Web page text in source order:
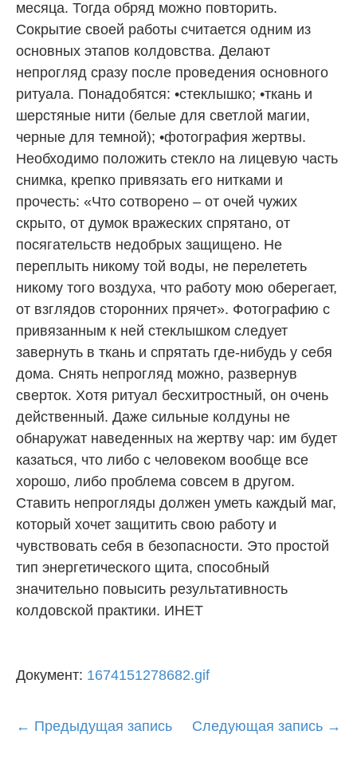
месяца. Тогда обряд можно повторить.
Сокрытие своей работы считается одним из
основных этапов колдовства. Делают
непрогляд сразу после проведения основного
ритуала. Понадобятся: •стеклышко; •ткань и
шерстяные нити (белые для светлой магии,
черные для темной); •фотография жертвы.
Необходимо положить стекло на лицевую часть
снимка, крепко привязать его нитками и
прочесть: «Что сотворено – от очей чужих
скрыто, от думок вражеских спрятано, от
посягательств недобрых защищено. Не
переплыть никому той воды, не перелететь
никому того воздуха, что работу мою оберегает,
от взглядов сторонних прячет». Фотографию с
привязанным к ней стеклышком следует
завернуть в ткань и спрятать где-нибудь у себя
дома. Снять непрогляд можно, развернув
сверток. Хотя ритуал бесхитростный, он очень
действенный. Даже сильные колдуны не
обнаружат наведенных на жертву чар: им будет
казаться, что либо с человеком вообще все
хорошо, либо проблема совсем в другом.
Ставить непрогляды должен уметь каждый маг,
который хочет защитить свою работу и
чувствовать себя в безопасности. Это простой
тип энергетического щита, способный
значительно повысить результативность
колдовской практики. ИНЕТ
Документ: 1674151278682.gif
Post
← Предыдущая запись Следующая запись →